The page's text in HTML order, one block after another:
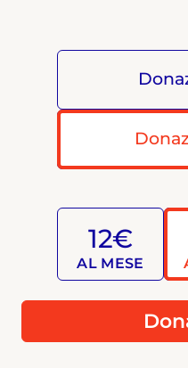
12€
AL MESE